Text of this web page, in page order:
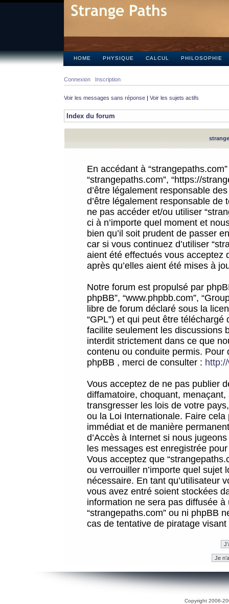
HOME PHYSIQUE CALCUL PHILOSOPHIE
Connexion Inscription
Voir les messages sans réponse | Voir les sujets actifs
Index du forum
En accédant à
“strangepaths.com”, “https://
d’être légalement responsable
d’être légalement responsable
ne pas accéder et/ou utiliser
ci à n’importe quel moment et
bien qu’il soit prudent de passer
car si vous continuez d’utiliser
aient été effectués vous acceptez
après qu’elles aient été mises à
Notre forum est propulsé par
phpBB”, “www.phpbb.com”,
libre de forum déclaré sous la
“GPL”) et qui peut être téléchargé
facilite seulement les discussions
interdit strictement dans ce que
contenu ou conduite permis.
phpBB , merci de consulter :
Vous acceptez de ne pas publier
diffamatoire, choquant,
transgresser les lois de votre
ou la Loi Internationale. Faire
immédiat et de manière
d’Accès à Internet si nous
les messages est enregistrée
Vous acceptez que
ou verrouiller n’importe quel sujet
nécessaire. En tant qu’utilisateur
vous avez entré soient stockées
information ne sera pas diffusée
“strangepaths.com” ou ni phpBB
cas de tentative de piratage
Copyright 2006-